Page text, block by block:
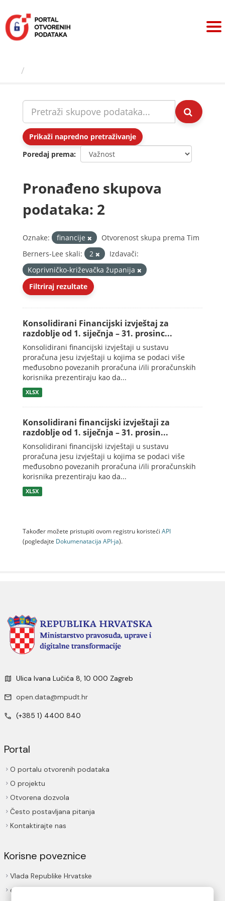
sadržaj
Prikaži napredno pretraživanje
Poredaj prema
Pronađeno skupova
podataka: 2
Oznake: financije
Otvorenost skupa prema Tim
Berners-Lee skali:
2
Izdavači:
Koprivničko-križevačka županija
Filtriraj rezultate
Konsolidirani Financijski izvještaj za
razdoblje od 1. siječnja – 31. prosinc...
Konsolidirani financijski izvještaji u sustavu
proračuna jesu izvještaji u kojima se podaci više
međusobno povezanih proračuna i/ili proračunskih
korisnika prezentiraju kao da...
XLSX
Konsolidirani financijski izvještaji za
razdoblje od 1. siječnja – 31. prosin...
Konsolidirani financijski izvještaji u sustavu
proračuna jesu izvještaji u kojima se podaci više
međusobno povezanih proračuna i/ili proračunskih
korisnika prezentiraju kao da...
XLSX
Također možete pristupiti ovom registru koristeći API
(pogledajte Dokumenаtаcijа API-jа).